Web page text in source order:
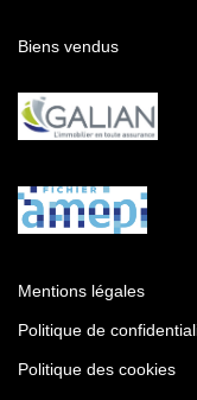
Biens vendus
Mentions légales
Politique de
Politique des cookies